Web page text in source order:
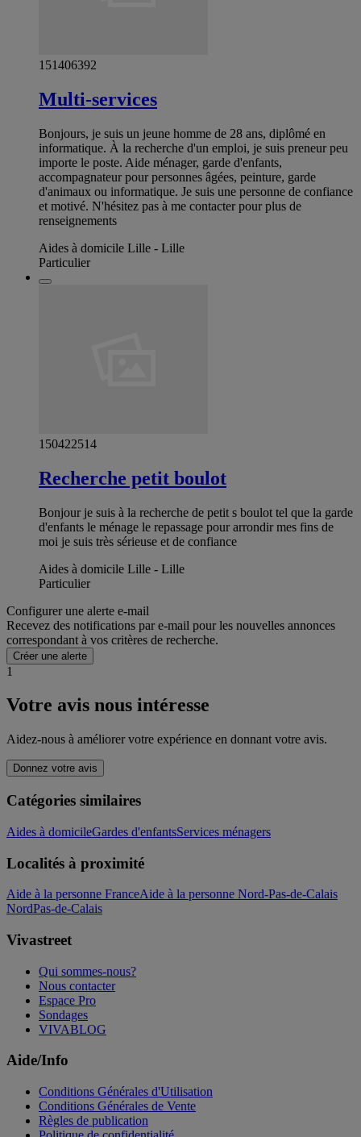
151406392
Multi-services
Bonjours, je suis un jeune homme de 28 ans, diplômé en
informatique. À la recherche d'un emploi, je suis preneur peu
importe le poste. Aide ménager, garde d'enfants,
accompagnateur pour personnes âgées, peinture, garde
d'animaux ou informatique. Je suis une personne de confiance
et motivé. N'hésitez pas à me contacter pour plus de
renseignements
Aides à domicile Lille - Lille
Particulier
150422514
Recherche petit boulot
Bonjour je suis à la recherche de petit s boulot tel que la garde
d'enfants le ménage le repassage pour arrondir mes fins de
moi je suis très sérieuse et de confiance
Aides à domicile Lille - Lille
Particulier
Configurer une alerte e-mail
Recevez des notifications par e-mail pour les nouvelles annonces
correspondant à vos critères de recherche.
Créer une alerte
1
Votre avis nous intéresse
Aidez-nous à améliorer votre expérience en donnant votre avis.
Donnez votre avis
Catégories similaires
Aides à domicileGardes d'enfantsServices ménagers
Localités à proximité
Aide à la personne FranceAide à la personne Nord-Pas-de-Calais
NordPas-de-Calais
Vivastreet
Qui sommes-nous?
Nous contacter
Espace Pro
Sondages
VIVABLOG
Aide/Info
Conditions Générales d'Utilisation
Conditions Générales de Vente
Règles de publication